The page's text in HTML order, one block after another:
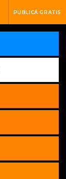
PUBLICÁ GRATIS